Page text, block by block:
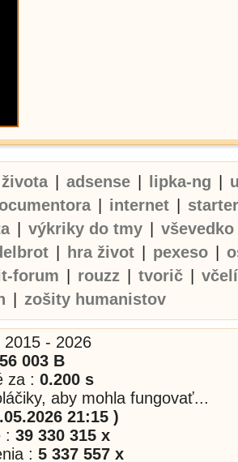
adsense lipka-ng
internet starter
výkriky do tmy vševedko
hra život pexeso
forum rouzz tvorič
zošity humanistov
2015 - 2026
56 003 B
za : 0.200 s
aby mohla fungovať...
21:15 )
: 39 330 315 x
: 5 337 557 x